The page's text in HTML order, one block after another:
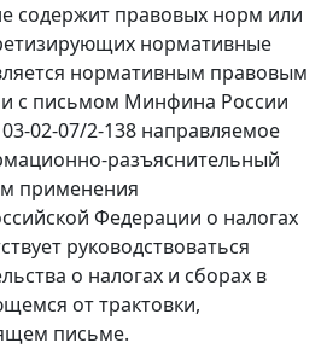
содержит правовых норм или
нормативные
нормативным правовым
с письмом Минфина России
03-02-07/2-138 направляемое
разъяснительный
применения
Федерации о налогах
руководствоваться
о налогах и сборах в
от трактовки,
письме.